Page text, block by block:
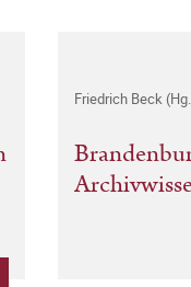
Friedrich Beck